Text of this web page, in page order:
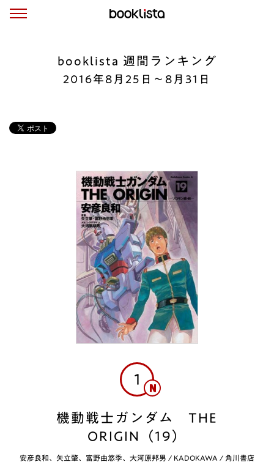
booklista 週間ランキング
2016年8月25日〜8月31日
1
機動戦士ガンダム THE
ORIGIN（19）
安彦良和、矢立肇、富野由悠季、大河原邦男 / KADOKAWA / 角川書店